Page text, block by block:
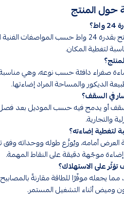
حول المنتج
نعم، يعمل هذا المنتج بقدرة 24 واط حسب
صفراء دافئة حسب نوعه، وهي مناسبة
الديكور والمساحة المراد إضاءتها.
في السقف؟
أو يدمج فيه حسب الموديل بعد فصل
والتجارية.
لتغطية إضاءته؟
أمامه، ويُوزَّع طوله ووحداته وفق
موجّهة دقيقة على النقاط المهمة.
تؤثّر على الاستهلاك؟
24 واط، مما يجعله موفّرًا للطاقة مقارنةً